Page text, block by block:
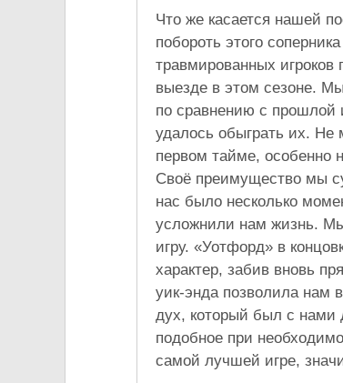
Что же касается нашей
побороть этого
травмированных
выезде в этом сезоне.
по сравнению с прошлой
удалось обыграть их. Не
первом тайме, особенно
Своё преимущество мы
нас было несколько
усложнили нам жизнь. Мы
игру. «Уотфорд» в
характер, забив вновь
уик-энда позволила нам
дух, который был с нами
подобное при
самой лучшей игре,